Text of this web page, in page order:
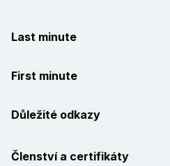
Last minute
First minute
Důležité odkazy
Členství a certifikáty